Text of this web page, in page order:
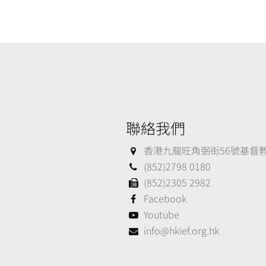
聯絡我們
香港九龍旺角弼街56號基督
(852)2798 0180
(852)2305 2982
Facebook
Youtube
info@hkief.org.hk